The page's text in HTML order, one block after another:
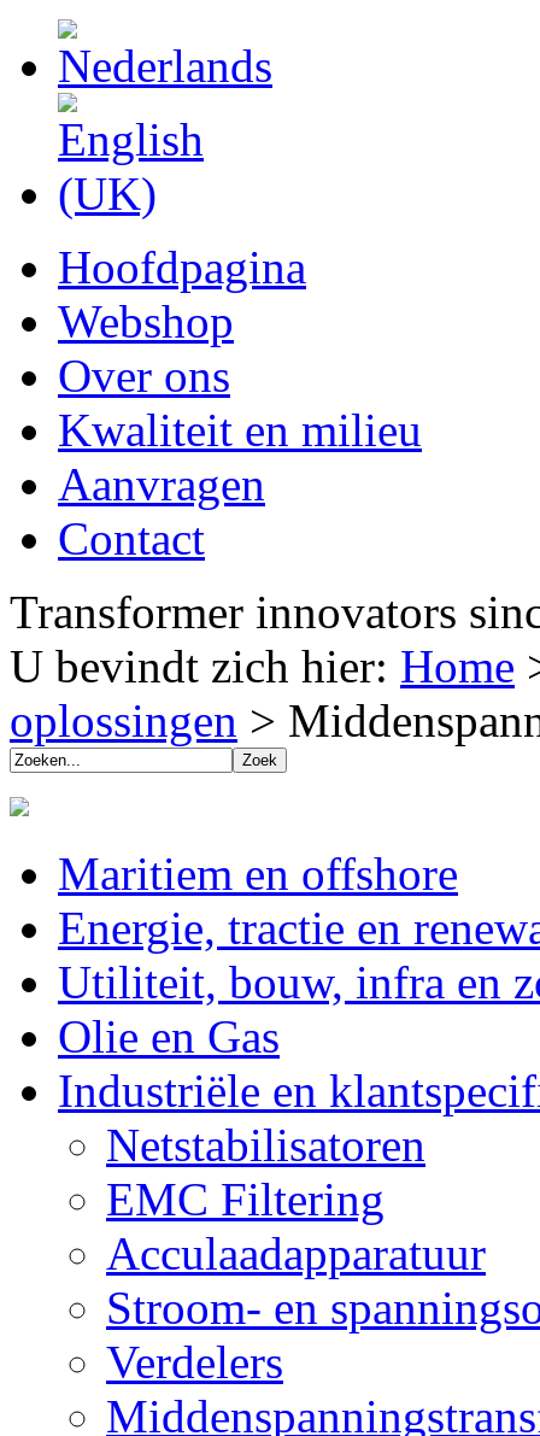
Hoofdpagina
Webshop
Over ons
Kwaliteit en milieu
Aanvragen
Contact
Transformer innovators
U bevindt zich hier: Home
oplossingen >
Maritiem en offshore
Energie, tractie en
Utiliteit, bouw, infra en
Olie en Gas
Industriële en
Netstabilisatoren
EMC Filtering
Acculaadapparatuur
Stroom- en
Verdelers